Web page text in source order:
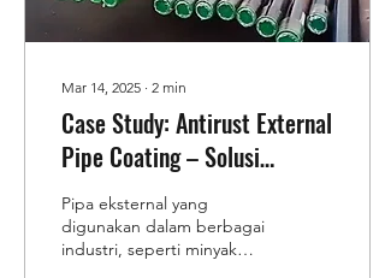
Mar 14, 2025 ∙ 2 min
Case Study: Antirust External
Pipe Coating – Solusi
Perlindungan Pipa dari
Korosi
Pipa eksternal yang
digunakan dalam berbagai
industri, seperti minyak